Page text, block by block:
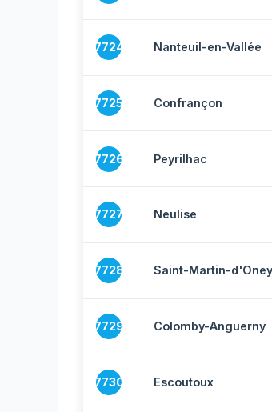
7724 Nanteuil-en-Vallée
7725 Confrançon
7726 Peyrilhac
7727 Neulise
7728 Saint-Martin-d'Oney
7729 Colomby-Anguerny
7730 Escoutoux